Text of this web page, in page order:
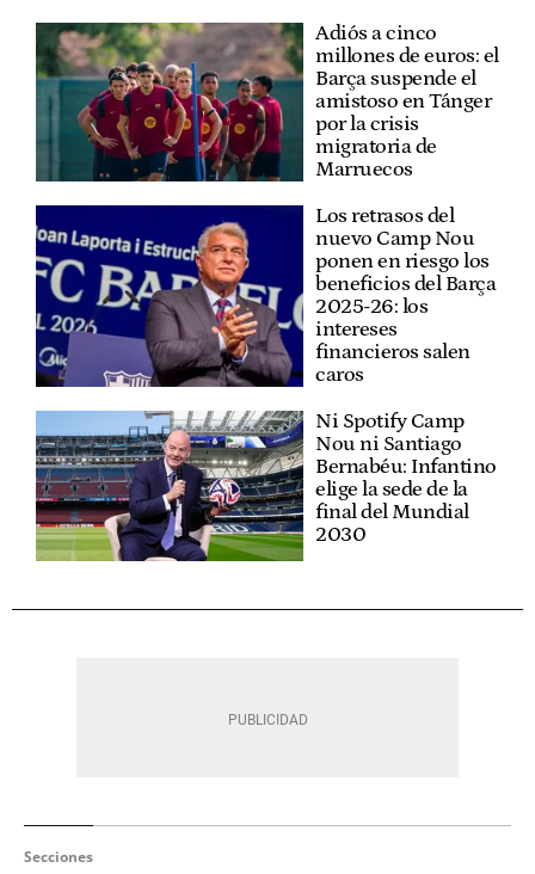
Adiós a cinco
millones de euros: el
Barça suspende el
amistoso en Tánger
por la crisis
migratoria de
Marruecos
Los retrasos del
nuevo Camp Nou
ponen en riesgo los
beneficios del Barça
2025-26: los
intereses
financieros salen
caros
Ni Spotify Camp
Nou ni Santiago
Bernabéu: Infantino
elige la sede de la
final del Mundial
2030
Secciones